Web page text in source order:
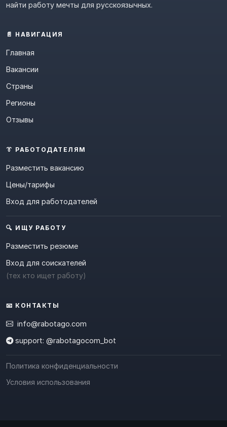
найти работу мечты для русскоязычных.
📄 НАВИГАЦИЯ
Главная
Вакансии
Страны
Регионы
Отзывы
👔 РАБОТОДАТЕЛЯМ
Разместить вакансию
Цены/тарифы
Вход для работодателей
🔍 ИЩУ РАБОТУ
Разместить резюме
Вход для соискателей
(тех кто ищет работу)
📧 КОНТАКТЫ
info@rabotago.com
support: @rabotagocom_bot
Политика конфиденциальности
Условия использования